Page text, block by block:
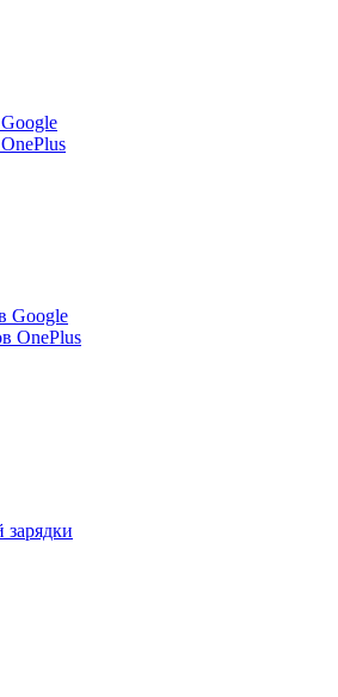
Google
OnePlus